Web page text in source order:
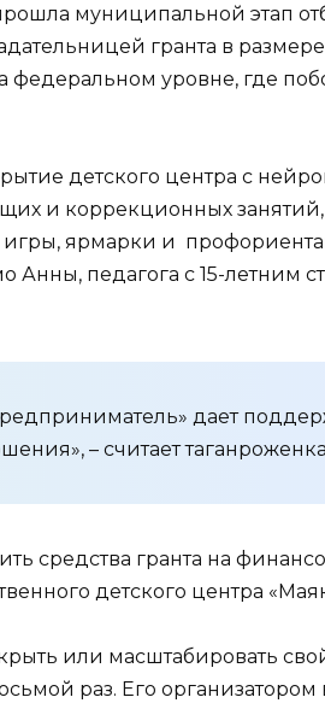
муниципальной этап
гранта в
федеральном уровне, где
детского центра с
и коррекционных занятий,
игры, ярмарки и
педагога с 15-летним
дает
– считает
средства гранта на
детского центра
или масштабировать
раз. Его организатором